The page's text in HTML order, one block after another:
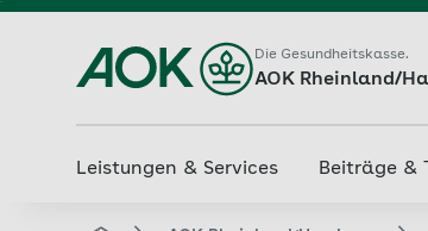
Zum
AOK Rheinland/
Leistungen & Services Beiträge &